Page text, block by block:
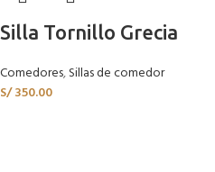
Silla Tornillo Grecia
Comedores,Sillas de comedor
S/350.00